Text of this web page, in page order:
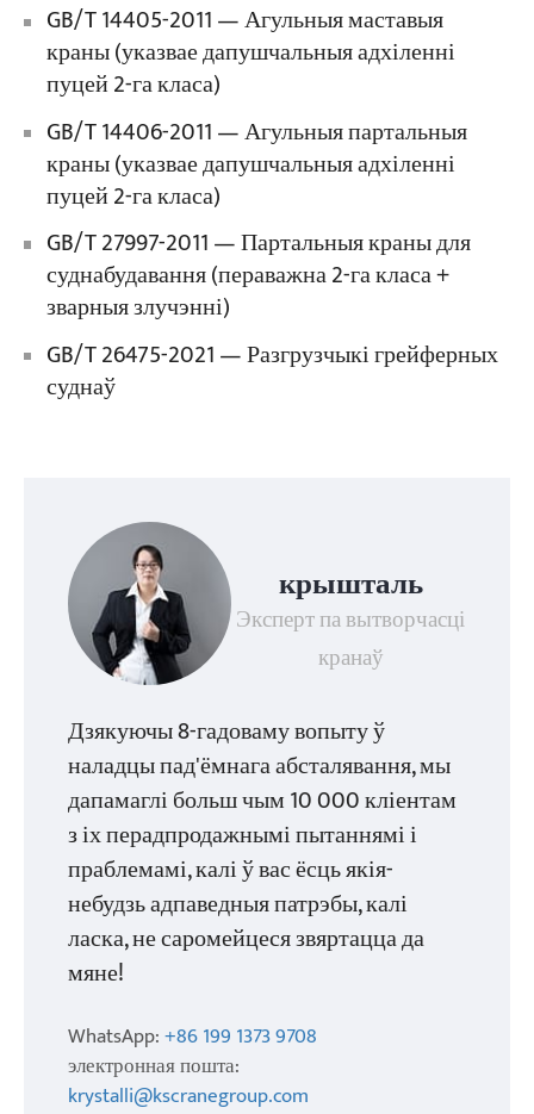
GB/T 14405-2011 — Агульныя маставыя
краны (указвае дапушчальныя адхіленні
пуцей 2-га класа)
GB/T 14406-2011 — Агульныя партальныя
краны (указвае дапушчальныя адхіленні
пуцей 2-га класа)
GB/T 27997-2011 — Партальныя краны для
суднабудавання (пераважна 2-га класа +
зварныя злучэнні)
GB/T 26475-2021 — Разгрузчыкі грейферных
суднаў
крышталь
Эксперт па вытворчасці
кранаў
Дзякуючы 8-гадоваму вопыту ў
наладцы пад'ёмнага абсталявання, мы
дапамаглі больш чым 10 000 кліентам
з іх перадпродажнымі пытаннямі і
праблемамі, калі ў вас ёсць якія-
небудзь адпаведныя патрэбы, калі
ласка, не саромейцеся звяртацца да
мяне!
WhatsApp:+86 199 1373 9708
электронная пошта:
krystalli@kscranegroup.com